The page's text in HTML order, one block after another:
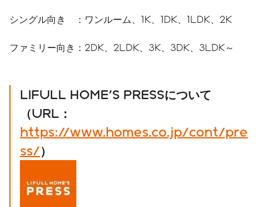
シングル向き ：ワンルーム、1K、1DK、1LDK、2K
ファミリー向き：2DK、2LDK、3K、3DK、3LDK～
LIFULL HOME'S PRESSについて
（URL ：
https://www.homes.co.jp/cont/pre
ss/）